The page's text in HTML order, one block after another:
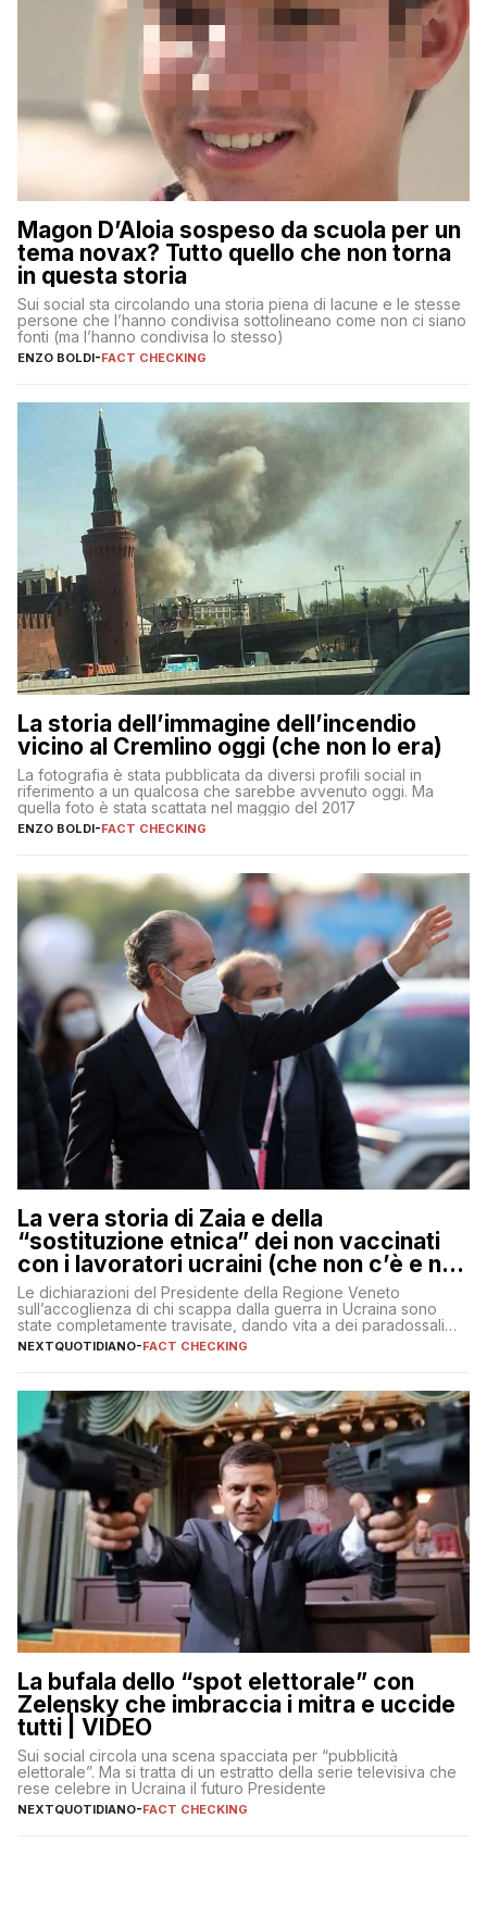
Magon D’Aloia sospeso da scuola per un
tema novax? Tutto quello che non torna
in questa storia
Sui social sta circolando una storia piena di lacune e le stesse
persone che l’hanno condivisa sottolineano come non ci siano
fonti (ma l’hanno condivisa lo stesso)
ENZO BOLDI-FACT CHECKING
La storia dell’immagine dell’incendio
vicino al Cremlino oggi (che non lo era)
La fotografia è stata pubblicata da diversi profili social in
riferimento a un qualcosa che sarebbe avvenuto oggi. Ma
quella foto è stata scattata nel maggio del 2017
ENZO BOLDI-FACT CHECKING
La vera storia di Zaia e della
“sostituzione etnica” dei non vaccinati
con i lavoratori ucraini (che non c’è e non
ci sarà)
Le dichiarazioni del Presidente della Regione Veneto
sull’accoglienza di chi scappa dalla guerra in Ucraina sono
state completamente travisate, dando vita a dei paradossali
falsi che girano sui social
NEXTQUOTIDIANO-FACT CHECKING
La bufala dello “spot elettorale” con
Zelensky che imbraccia i mitra e uccide
tutti | VIDEO
Sui social circola una scena spacciata per “pubblicità
elettorale”. Ma si tratta di un estratto della serie televisiva che
rese celebre in Ucraina il futuro Presidente
NEXTQUOTIDIANO-FACT CHECKING